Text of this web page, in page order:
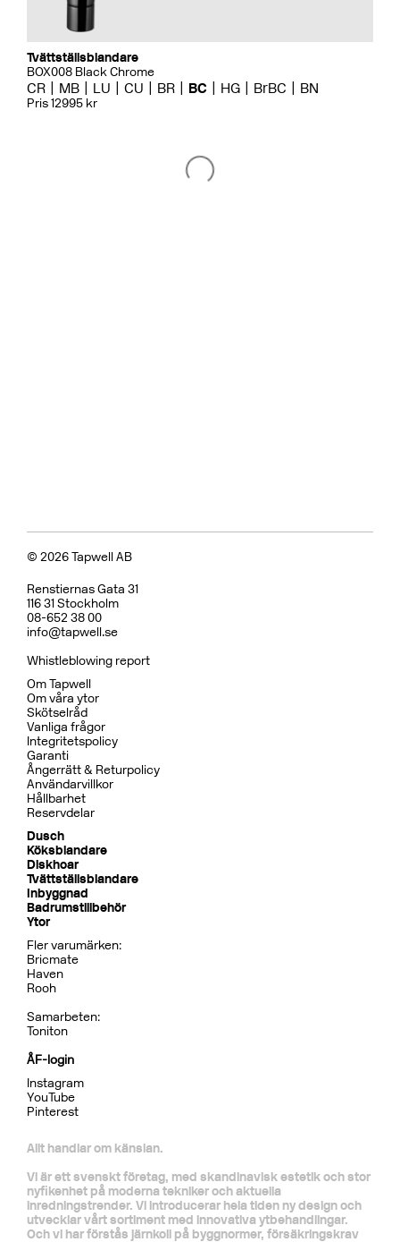
Tvättställsblandare
BOX008 Black Chrome
CR MB LU CU BR BC HG BrBC BN
Pris 12995 kr
Koppar
BOX7200 ED2 Black Chrome
CR MB
Pris 29995 kr
Dusch
BOX7268 ED2 Black Chrome
CR MB